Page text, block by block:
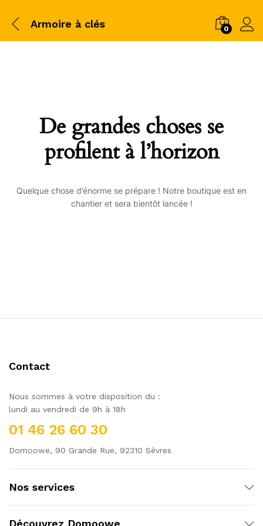
Armoire à clés 0
De grandes choses se
profilent à l’horizon
Quelque chose d’énorme se prépare ! Notre boutique est en
chantier et sera bientôt lancée !
Contact
Nous sommes à votre disposition du :
lundi au vendredi de 9h à 18h
01 46 26 60 30
Domoowe, 90 Grande Rue, 92310 Sèvres
Nos services
Découvrez Domoowe